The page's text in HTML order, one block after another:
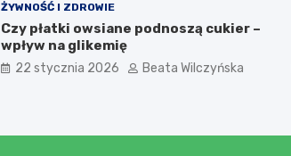
ŻYWNOŚĆ I ZDROWIE
Czy płatki owsiane podnoszą cukier –
wpływ na glikemię
22 stycznia 2026 Beata Wilczyńska